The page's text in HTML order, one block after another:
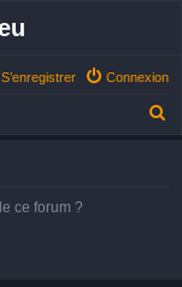
Connexion
S’enregistrer
ce forum ?